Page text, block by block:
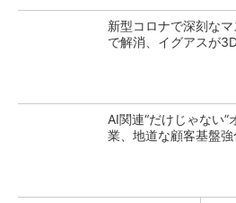
新型コロナで深刻な
で解消、イグアスが
AI関連“だけじゃない
業、地道な顧客基盤